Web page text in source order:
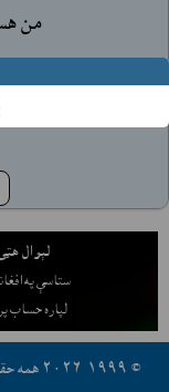
من
لېوال
ستاسې په
لپاره حساب
©